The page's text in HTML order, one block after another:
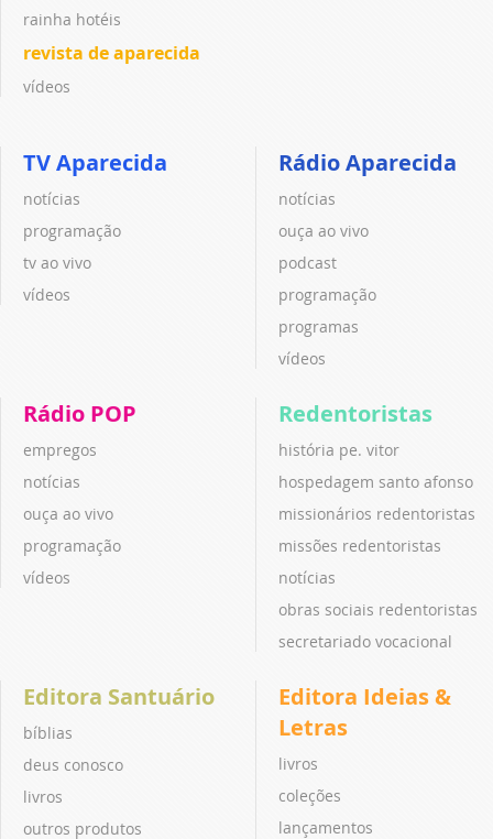
rainha hotéis
revista de aparecida
vídeos
TV Aparecida
notícias
programação
tv ao vivo
vídeos
Rádio Aparecida
notícias
ouça ao vivo
podcast
programação
programas
vídeos
Rádio POP
empregos
notícias
ouça ao vivo
programação
vídeos
Redentoristas
história pe. vitor
hospedagem santo afonso
missionários redentoristas
missões redentoristas
notícias
obras sociais redentoristas
secretariado vocacional
Editora Santuário
bíblias
deus conosco
livros
outros produtos
Editora Ideias &
Letras
livros
coleções
lançamentos